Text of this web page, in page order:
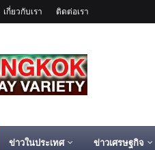
เกี่ยวกับเรา ติดต่อเรา
ข่าวในประเทศ ข่าวเศรษฐกิจ